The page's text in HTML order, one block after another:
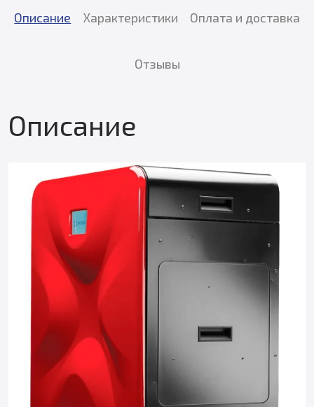
Описание Характеристики Оплата и доставка
Отзывы
Описание